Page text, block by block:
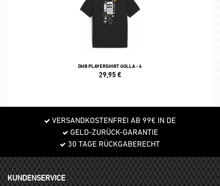
DHB PLAYERSHIRT GOLLA - 4
29,95€
VERSANDKOSTENFREI AB 99€ IN DE
GELD-ZURÜCK-GARANTIE
30 TAGE RÜCKGABERECHT
KUNDENSERVICE